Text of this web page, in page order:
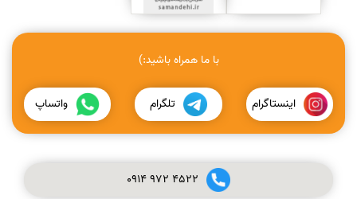
با ما همراه باشید:)
اینستاگرام تلگرام واتساپ
0914972 4522